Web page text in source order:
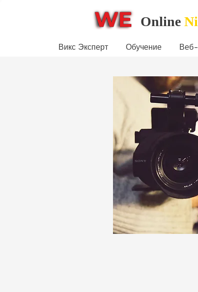
Online
Викс Эксперт Обучение